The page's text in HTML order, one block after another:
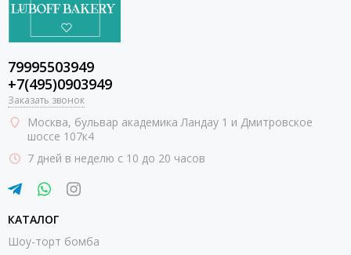
79995503949
+7(495)0903949
Заказать звонок
Москва, бульвар академика Ландау 1 и Дмитровское
шоссе 107к4
7 дней в неделю с 10 до 20 часов
КАТАЛОГ
Шоу-торт бомба